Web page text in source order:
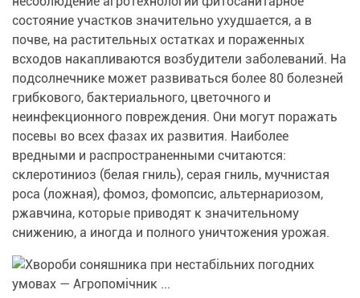
состояние участков значительно ухудшается, а в
почве, на растительных остатках и пораженных
всходов накапливаются возбудители заболеваний. На
подсолнечнике может развиваться более 80 болезней
грибкового, бактериального, цветочного и
неинфекционного повреждения. Они могут поражать
посевы во всех фазах их развития. Наиболее
вредными и распространенными считаются:
склеротиниоз (белая гниль), серая гниль, мучнистая
роса (ложная), фомоз, фомопсис, альтернариозом,
ржавчина, которые приводят к значительному
снижению, а иногда и полного уничтожения урожая.